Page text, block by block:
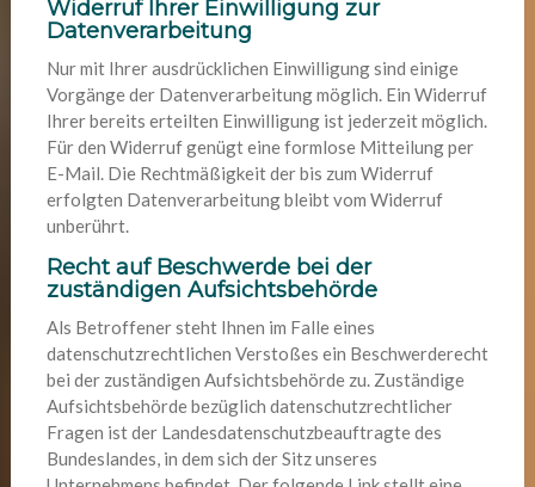
Widerruf Ihrer Einwilligung zur
Datenverarbeitung
Nur mit Ihrer ausdrücklichen Einwilligung sind einige
Vorgänge der Datenverarbeitung möglich. Ein Widerruf
Ihrer bereits erteilten Einwilligung ist jederzeit möglich.
Für den Widerruf genügt eine formlose Mitteilung per
E-Mail. Die Rechtmäßigkeit der bis zum Widerruf
erfolgten Datenverarbeitung bleibt vom Widerruf
unberührt.
Recht auf Beschwerde bei der
zuständigen Aufsichtsbehörde
Als Betroffener steht Ihnen im Falle eines
datenschutzrechtlichen Verstoßes ein Beschwerderecht
bei der zuständigen Aufsichtsbehörde zu. Zuständige
Aufsichtsbehörde bezüglich datenschutzrechtlicher
Fragen ist der Landesdatenschutzbeauftragte des
Bundeslandes, in dem sich der Sitz unseres